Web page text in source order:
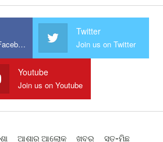
Join us on Facebook
Twitter
Join us on Twitter
Youtube
Join us on Youtube
ଆଶାର ଆଲୋକ ଖବର ସତ-ମିଛ